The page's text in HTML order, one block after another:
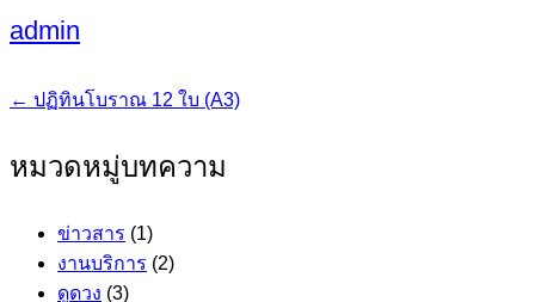
admin
แนะแนว
เรื่อง
← ปฏิทินโบราณ 12 ใบ (A3)
หมวดหมู่บทความ
ข่าวสาร (1)
งานบริการ (2)
ดูดวง (3)